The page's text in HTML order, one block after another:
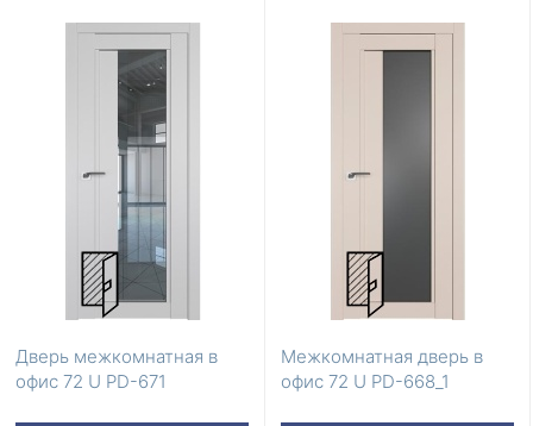
Дверь межкомнатная в
офис 72 U PD-671
Межкомнатная дверь в
офис 72 U PD-668_1